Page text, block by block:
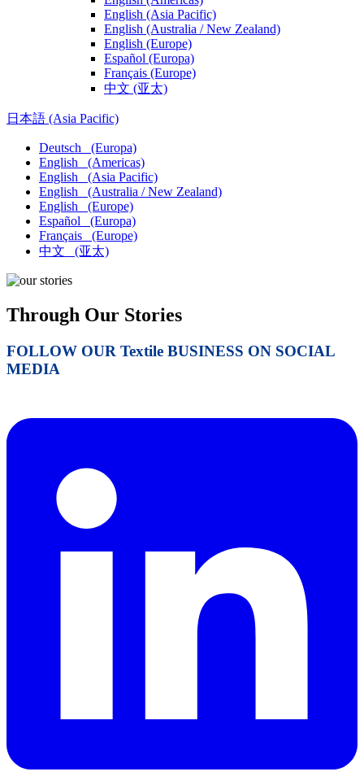
English (Asia Pacific)
English (Australia / New Zealand)
English (Europe)
Español (Europa)
Français (Europe)
中文 (亚太)
日本語 (Asia Pacific)
Deutsch
(Europa)
English
(Americas)
English
(Asia Pacific)
English
(Australia / New Zealand)
English
(Europe)
Español
(Europa)
Français
(Europe)
中文
(亚太)
Through Our Stories
FOLLOW OUR Textile BUSINESS ON SOCIAL
MEDIA